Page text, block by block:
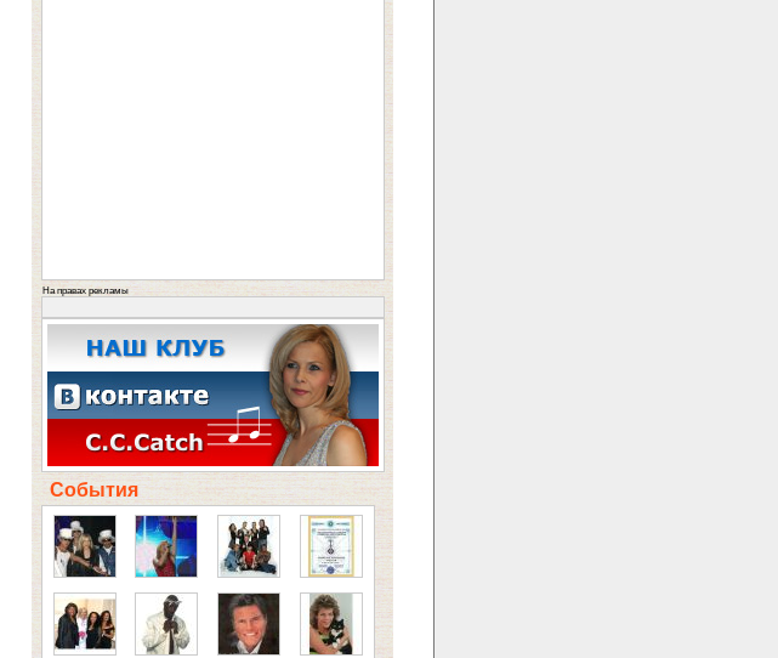
На правах рекламы
События